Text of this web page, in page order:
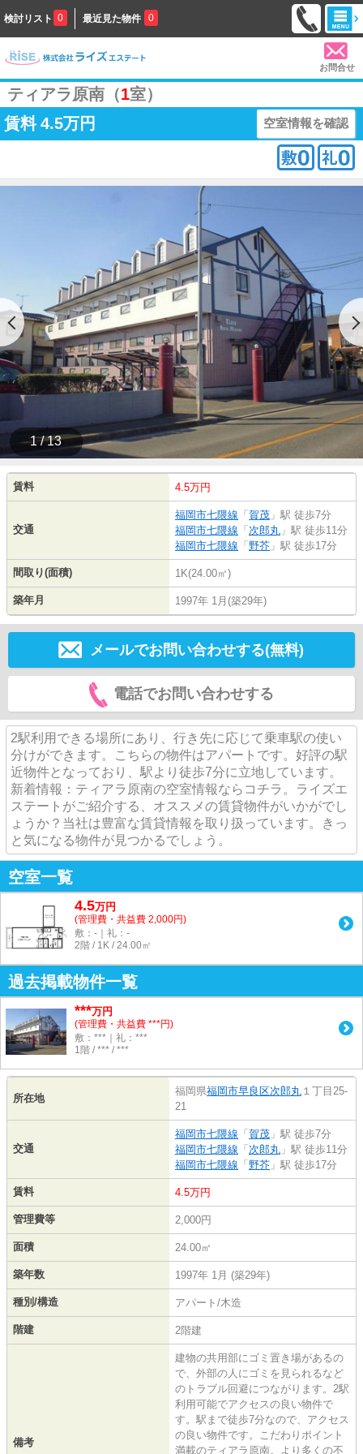
検討リスト 0 最近見た物件 0
お問合せ
ティアラ原南（1室）
賃料 4.5万円 空室情報を確認
1 / 13
賃料 4.5万円
交通
福岡市七隈線 「 賀茂 」駅 徒歩7分
福岡市七隈線 「 次郎丸 」駅 徒歩11分
福岡市七隈線 「 野芥 」駅 徒歩17分
間取り(面積) 1K(24.00㎡)
築年月 1997年 1月(築29年)
メールでお問い合わせする(無料)
電話でお問い合わせする
2駅利用できる場所にあり、行き先に応じて乗車駅の使い
分けができます。こちらの物件はアパートです。好評の駅
近物件となっており、駅より徒歩7分に立地しています。
新着情報：ティアラ原南の空室情報ならコチラ。ライズエ
ステートがご紹介する、オススメの賃貸物件がいかがでし
ょうか？当社は豊富な賃貸情報を取り扱っています。きっ
と気になる物件が見つかるでしょう。
空室一覧
4.5万円
(管理費・共益費 2,000円)
敷：-｜礼：-
2階 / 1K / 24.00㎡
過去掲載物件一覧
***万円
(管理費・共益費 ***円)
敷：***｜礼：***
1階 / *** / ***
所在地
福岡県福岡市早良区次郎丸 １丁目25-
21
交通
福岡市七隈線 「 賀茂 」駅 徒歩7分
福岡市七隈線 「 次郎丸 」駅 徒歩11分
福岡市七隈線 「 野芥 」駅 徒歩17分
賃料 4.5万円
管理費等 2,000円
面積 24.00㎡
築年数 1997年 1月 (築29年)
種別/構造 アパート/木造
階建 2階建
備考
建物の共用部にゴミ置き場があるの
で、外部の人にゴミを見られるなど
のトラブル回避につながります。2駅
利用可能でアクセスの良い物件で
す。駅まで徒歩7分なので、アクセス
の良い物件です。こだわりポイント
満載のティアラ原南。より多くの不